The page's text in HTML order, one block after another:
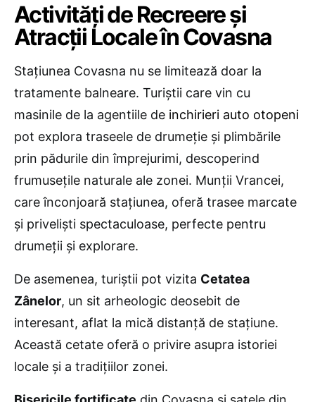
Activități de Recreere și
Atracții Locale în Covasna
Stațiunea Covasna nu se limitează doar la
tratamente balneare. Turiștii care vin cu
masinile de la agentiile de inchirieri auto otopeni
pot explora traseele de drumeție și plimbările
prin pădurile din împrejurimi, descoperind
frumusețile naturale ale zonei. Munții Vrancei,
care înconjoară stațiunea, oferă trasee marcate
și priveliști spectaculoase, perfecte pentru
drumeții și explorare.
De asemenea, turiștii pot vizita Cetatea
Zânelor, un sit arheologic deosebit de
interesant, aflat la mică distanță de stațiune.
Această cetate oferă o privire asupra istoriei
locale și a tradițiilor zonei.